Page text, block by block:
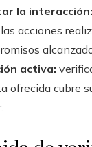
la interacción:
acciones
activa:
ofrecida cubre